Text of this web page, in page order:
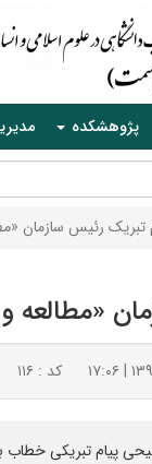
پژوهشکده
تبریک رئیس سازمان
«مطالعه
کد : ۱۱۶
پیام تبریکی خطاب